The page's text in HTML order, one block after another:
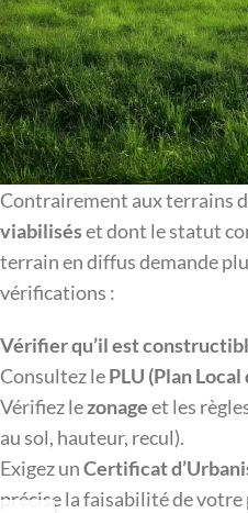
Contrairement aux terrains
viabiliséset dont le statut
terrain en diffus demande
vérifications :
Vérifier qu’il est
Consultez lePLU (Plan
Vérifiez lezonageet les
au sol, hauteur, recul).
Exigez unCertificat
précise la faisabilité de